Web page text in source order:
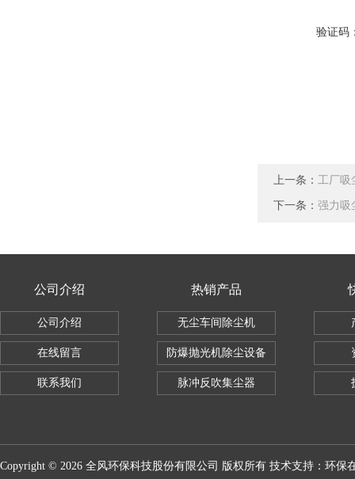
验证码
上一条： 工厂
下一条： 强力吸
公司介绍
公司介绍
在线留言
联系我们
热销产品
无尘车间除尘机
防爆抛光机除尘设备
脉冲反吹集尘器
Copyright © 2026 全风环保科技股份有限公司 版权所有 技术支持： 环保